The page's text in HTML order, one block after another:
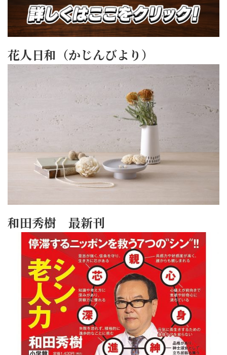
花人日和（かじんびより）
和田秀樹 最新刊